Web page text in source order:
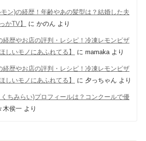
ン)の経歴！年齢やあの髪型は？結婚した夫
かTV】
に かのん より
経歴やお店の評判・レシピ！冷凍レモンピザ
しいモノにあふれてる】
に mamakaより
経歴やお店の評判・レシピ！冷凍レモンピザ
しいモノにあふれてる】
に 夕っちゃん より
ちみらい)プロフィールは？コンクールで優
木侯一より